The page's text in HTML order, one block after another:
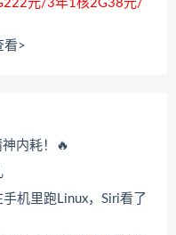
元/3年1核2G38元/
看>
内耗！🔥
机里跑Linux，Siri看了